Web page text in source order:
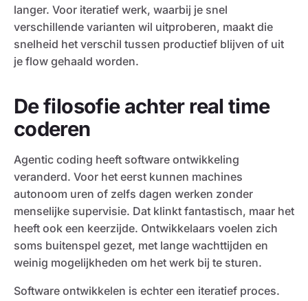
langer. Voor iteratief werk, waarbij je snel
verschillende varianten wil uitproberen, maakt die
snelheid het verschil tussen productief blijven of uit
je flow gehaald worden.
De filosofie achter real time
coderen
Agentic coding heeft software ontwikkeling
veranderd. Voor het eerst kunnen machines
autonoom uren of zelfs dagen werken zonder
menselijke supervisie. Dat klinkt fantastisch, maar het
heeft ook een keerzijde. Ontwikkelaars voelen zich
soms buitenspel gezet, met lange wachttijden en
weinig mogelijkheden om het werk bij te sturen.
Software ontwikkelen is echter een iteratief proces.